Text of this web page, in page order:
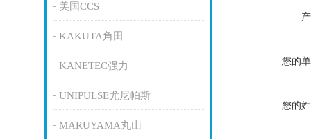
美国CCS
KAKUTA角田
KANETEC强力
UNIPULSE尤尼帕斯
MARUYAMA丸山
您的
您的